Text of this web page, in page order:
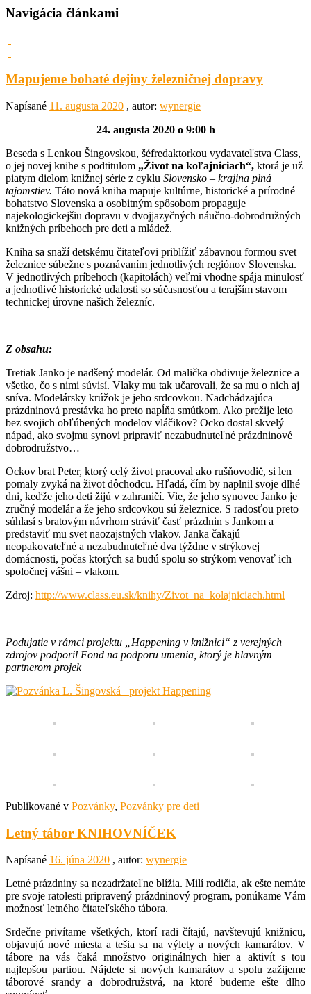
Navigácia článkami
Mapujeme bohaté dejiny železničnej dopravy
Napísané 11. augusta 2020 , autor: wynergie
24. augusta 2020 o 9:00 h
Beseda s Lenkou Šingovskou, šéfredaktorkou vydavateľstva Class,
o jej novej knihe s podtitulom „Život na koľajniciach“, ktorá je už
piatym dielom knižnej série z cyklu Slovensko – krajina plná
tajomstiev. Táto nová kniha mapuje kultúrne, historické a prírodné
bohatstvo Slovenska a osobitným spôsobom propaguje
najekologickejšiu dopravu v dvojjazyčných náučno-dobrodružných
knižných príbehoch pre deti a mládež.
Kniha sa snaží detskému čitateľovi priblížiť zábavnou formou svet
železnice súbežne s poznávaním jednotlivých regiónov Slovenska.
V jednotlivých príbehoch (kapitolách) veľmi vhodne spája minulosť
a jednotlivé historické udalosti so súčasnosťou a terajším stavom
technickej úrovne našich železníc.
Z obsahu:
Tretiak Janko je nadšený modelár. Od malička obdivuje železnice a
všetko, čo s nimi súvisí. Vlaky mu tak učarovali, že sa mu o nich aj
sníva. Modelársky krúžok je jeho srdcovkou. Nadchádzajúca
prázdninová prestávka ho preto napĺňa smútkom. Ako prežije leto
bez svojich obľúbených modelov vláčikov? Ocko dostal skvelý
nápad, ako svojmu synovi pripraviť nezabudnuteľné prázdninové
dobrodružstvo…
Ockov brat Peter, ktorý celý život pracoval ako rušňovodič, si len
pomaly zvyká na život dôchodcu. Hľadá, čím by naplnil svoje dlhé
dni, keďže jeho deti žijú v zahraničí. Vie, že jeho synovec Janko je
zručný modelár a že jeho srdcovkou sú železnice. S radosťou preto
súhlasí s bratovým návrhom stráviť časť prázdnin s Jankom a
predstaviť mu svet naozajstných vlakov. Janka čakajú
neopakovateľné a nezabudnuteľné dva týždne v strýkovej
domácnosti, počas ktorých sa budú spolu so strýkom venovať ich
spoločnej vášni – vlakom.
Zdroj: http://www.class.eu.sk/knihy/Zivot_na_kolajniciach.html
Podujatie v rámci projektu „Happening v knižnici“ z verejných
zdrojov podporil Fond na podporu umenia, ktorý je hlavným
partnerom projek
Publikované v Pozvánky, Pozvánky pre deti
Letný tábor KNIHOVNÍČEK
Napísané 16. júna 2020 , autor: wynergie
Letné prázdniny sa nezadržateľne blížia. Milí rodičia, ak ešte nemáte
pre svoje ratolesti pripravený prázdninový program, ponúkame Vám
možnosť letného čitateľského tábora.
Srdečne privítame všetkých, ktorí radi čítajú, navštevujú knižnicu,
objavujú nové miesta a tešia sa na výlety a nových kamarátov. V
tábore na vás čaká množstvo originálnych hier a aktivít s tou
najlepšou partiou. Nájdete si nových kamarátov a spolu zažijeme
táborové srandy a dobrodružstvá, na ktoré budeme ešte dlho